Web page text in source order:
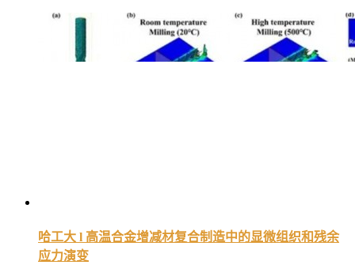
哈工大 l 高温合金增减材复合制造中的显微组织和残余
应力演变